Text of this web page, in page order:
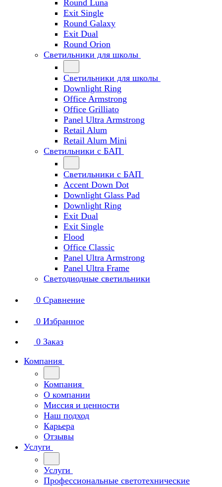
Round Luna
Exit Single
Round Galaxy
Exit Dual
Round Orion
Светильники для школы
Светильники для школы
Downlight Ring
Office Armstrong
Office Grilliato
Panel Ultra Armstrong
Retail Alum
Retail Alum Mini
Светильники с БАП
Светильники с БАП
Accent Down Dot
Downlight Glass Pad
Downlight Ring
Exit Dual
Exit Single
Flood
Office Classic
Panel Ultra Armstrong
Panel Ultra Frame
Светодиодные светильники
0 Сравнение
0 Избранное
0 Заказ
Компания
Компания
О компании
Миссия и ценности
Наш подход
Карьера
Отзывы
Услуги
Услуги
Профессиональные светотехнические